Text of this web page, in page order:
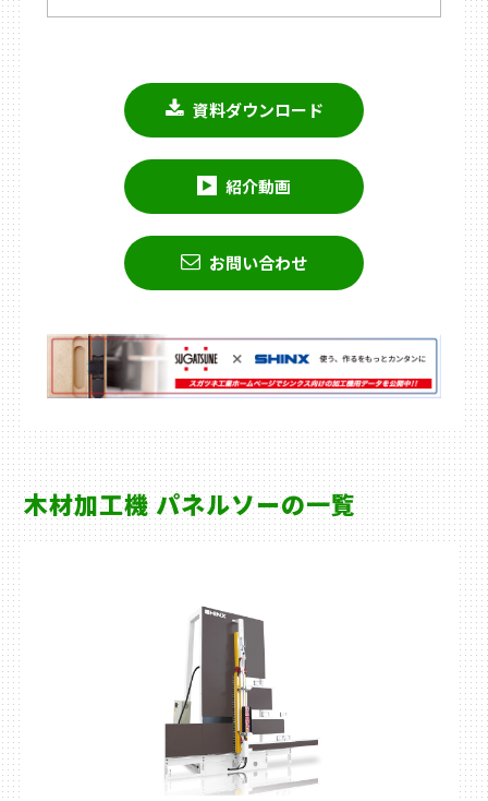
資料ダウンロード
紹介動画
お問い合わせ
木材加工機 パネルソーの一覧